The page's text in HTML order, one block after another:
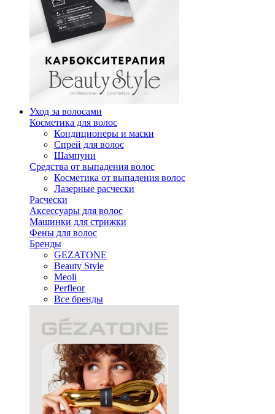
Уход за волосами
Косметика для волос
Кондиционеры и маски
Спрей для волос
Шампуни
Средства от выпадения волос
Косметика от выпадения волос
Лазерные расчески
Расчески
Аксессуары для волос
Машинки для стрижки
Фены для волос
Бренды
GEZATONE
Beauty Style
Meoli
Perfleor
Все бренды